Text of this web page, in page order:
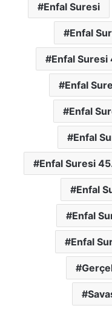
Enfal Suresi
Enfal
Enfal Suresi
Enfal
Enfal
Enfal
Enfal Suresi
Enfal
Enfal
Enfal